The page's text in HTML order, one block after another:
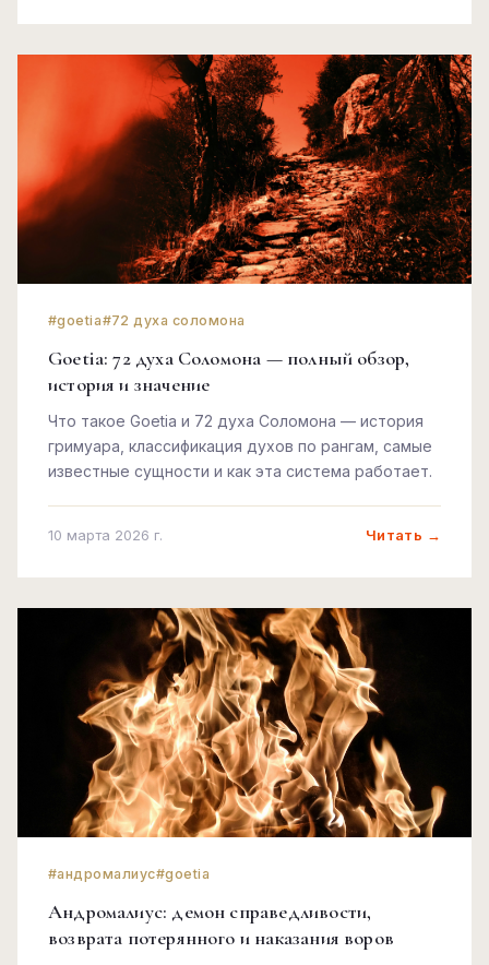
#goetia#72 духа соломона
Goetia: 72 духа Соломона — полный обзор,
история и значение
Что такое Goetia и 72 духа Соломона — история
гримуара, классификация духов по рангам, самые
известные сущности и как эта система работает.
10 марта 2026 г. Читать →
#андромалиус#goetia
Андромалиус: демон справедливости,
возврата потерянного и наказания воров